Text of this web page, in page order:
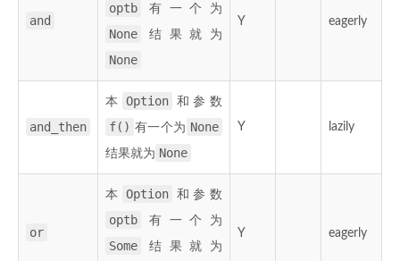
and
optb 有一个为
None 结果就为
None
Y eagerly
and_then
本 Option 和参数
f() 有一个为 None
结果就为 None
Y lazily
or
本 Option 和参数
optb 有一个为
Some 结果就为
Y eagerly